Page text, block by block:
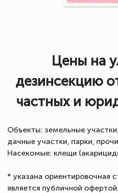
Цены на
дезинсекцию
частных и
Объекты: земельные
дачные участки, парки,
Насекомые: клещи
* указана ориентировочная
является публичной